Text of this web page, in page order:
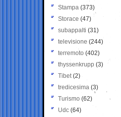
Stampa (373)
Storace (47)
subappalti (31)
televisione(244)
terremoto (402)
thyssenkrupp (3)
Tibet(2)
tredicesima (3)
Turismo (62)
Udc (64)